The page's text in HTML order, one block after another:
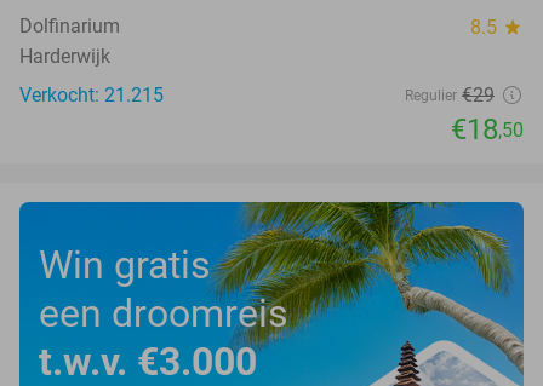
Dolfinarium 8.5 star
Harderwijk
Verkocht: 21.215
Regulier €29
€18,50
Win gratis
een droomreis
t.w.v. €3.000